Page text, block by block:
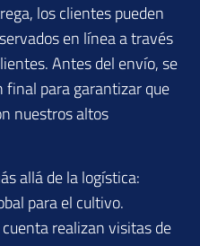
los clientes pueden
en línea a través
Antes del envío, se
final para garantizar que
nuestros altos
allá de la logística:
para el cultivo.
realizan visitas de